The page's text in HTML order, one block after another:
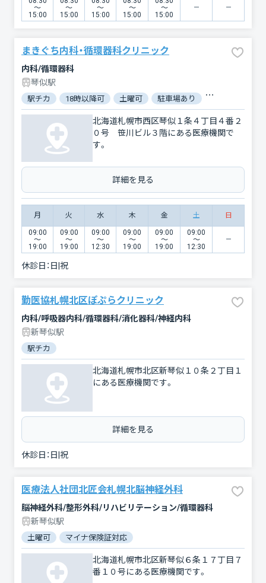
〜
15:00
〜
15:00
〜
15:00
〜
15:00
〜
15:00
まきぐち内科・循環器科クリニック
内科/循環器科
琴似駅
駅チカ 18時以降可 土曜可 駐車場あり 対応言語：英語
北海道札幌市西区琴似１条４丁目４番２
０号 笹川ビル３階にある医療機関で
す。
詳細を見る
月 火 水 木 金 土 日
09:00
〜
19:00
09:00
〜
19:00
09:00
〜
12:30
09:00
〜
19:00
09:00
〜
19:00
09:00
〜
12:30
休診日： 日|祝
勤医協札幌北区ぽぷらクリニック
内科/呼吸器内科/循環器科/消化器科/神経内科
新琴似駅
駅チカ
北海道札幌市北区新琴似１０条２丁目１
にある医療機関です。
詳細を見る
休診日： 日|祝
医療法人社団北匠会札幌北脳神経外科
脳神経外科/整形外科/リハビリテーション/循環器科
新琴似駅
土曜可 マイナ保険証対応
北海道札幌市北区新琴似６条１７丁目７
番１０号にある医療機関です。